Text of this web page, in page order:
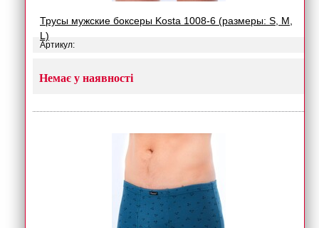
Трусы мужские боксеры Kosta 1008-6 (размеры: S, M,
L)
Артикул:
Немає у наявності